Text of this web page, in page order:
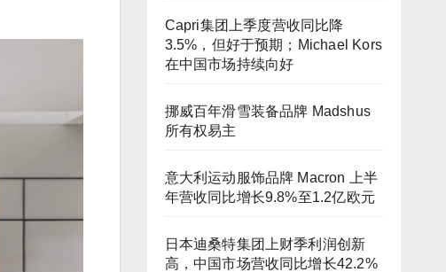
Capri集团上季度营收同比降
3.5%，但好于预期；Michael Kors
在中国市场持续向好
挪威百年滑雪装备品牌 Madshus
所有权易主
意大利运动服饰品牌 Macron 上半
年营收同比增长9.8%至1.2亿欧元
日本迪桑特集团上财季利润创新
高，中国市场营收同比增长42.2%